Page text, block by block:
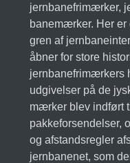
jernbanefrimærker,
banemærker. Her
gren af
åbner for store
jernbanefrimærkers
udgivelser på de
mærker blev indført
pakkeforsendelser,
og afstandsregler
jernbanenet, som